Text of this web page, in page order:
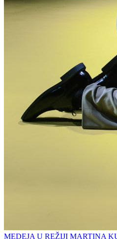
MEDEJA U REŽIJI MARTINA